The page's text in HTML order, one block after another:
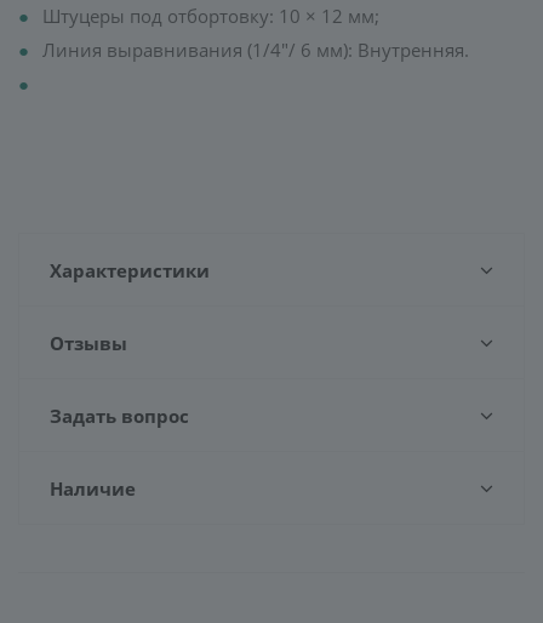
Штуцеры под отбортовку: 10 × 12 мм;
Линия выравнивания (1/4"/ 6 мм): Внутренняя.
Характеристики
Отзывы
Задать вопрос
Наличие